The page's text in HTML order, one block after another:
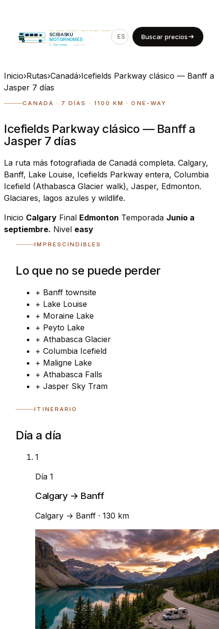
ES EN
Buscar precios
Inicio›Rutas›Canadá›Icefields Parkway clásico — Banff a
Jasper 7 días
CANADÁ · 7 DÍAS · 1100 KM · ONE-WAY
Icefields Parkway clásico — Banff a
Jasper 7 días
La ruta más fotografiada de Canadá completa. Calgary,
Banff, Lake Louise, Icefields Parkway entera, Columbia
Icefield (Athabasca Glacier walk), Jasper, Edmonton.
Glaciares, lagos azules y wildlife.
Inicio Calgary Final Edmonton Temporada Junio a
septiembre. Nivel easy
IMPRESCINDIBLES
Lo que no se puede perder
+ Banff townsite
+ Lake Louise
+ Moraine Lake
+ Peyto Lake
+ Athabasca Glacier
+ Columbia Icefield
+ Maligne Lake
+ Athabasca Falls
+ Jasper Sky Tram
ITINERARIO
Día a día
1
Día 1
Calgary → Banff
Calgary → Banff · 130 km